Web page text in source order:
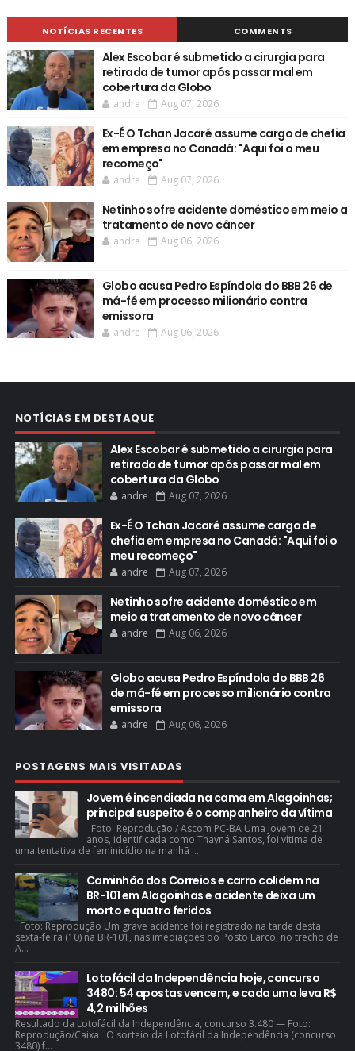
NOTÍCIAS RECENTES COMMENTS
Alex Escobar é submetido a cirurgia para
retirada de tumor após passar mal em
cobertura da Globo
andre Aug 07, 2026
Ex-É O Tchan Jacaré assume cargo de chefia
em empresa no Canadá: "Aqui foi o meu
recomeço"
andre Aug 07, 2026
Netinho sofre acidente doméstico em meio a
tratamento de novo câncer
andre Aug 06, 2026
Globo acusa Pedro Espíndola do BBB 26 de
má-fé em processo milionário contra
emissora
andre Aug 06, 2026
NOTÍCIAS EM DESTAQUE
Alex Escobar é submetido a cirurgia para
retirada de tumor após passar mal em
cobertura da Globo
andre Aug 07, 2026
Ex-É O Tchan Jacaré assume cargo de
chefia em empresa no Canadá: "Aqui foi o
meu recomeço"
andre Aug 07, 2026
Netinho sofre acidente doméstico em
meio a tratamento de novo câncer
andre Aug 06, 2026
Globo acusa Pedro Espíndola do BBB 26
de má-fé em processo milionário contra
emissora
andre Aug 06, 2026
POSTAGENS MAIS VISITADAS
Jovem é incendiada na cama em Alagoinhas;
principal suspeito é o companheiro da vítima
Foto: Reprodução / Ascom PC-BA Uma jovem de 21
anos, identificada como Thayná Santos, foi vítima de
uma tentativa de feminicídio na manhã ...
Caminhão dos Correios e carro colidem na
BR-101 em Alagoinhas e acidente deixa um
morto e quatro feridos
Foto: Reprodução Um grave acidente foi registrado na tarde desta
sexta-feira (10) na BR-101, nas imediações do Posto Larco, no trecho de
A...
Lotofácil da Independência hoje, concurso
3480: 54 apostas vencem, e cada uma leva R$
4,2 milhões
Resultado da Lotofácil da Independência, concurso 3.480 — Foto:
Reprodução/Caixa O sorteio da Lotofácil da Independência (concurso
3480) f...